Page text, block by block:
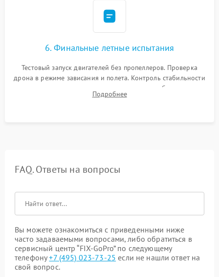
6. Финальные летные испытания
Тестовый запуск двигателей без пропеллеров. Проверка
дрона в режиме зависания и полета. Контроль стабильности
удержания точки, качества передачи видео, работы системы
возврата домой (RTH) и дальности радиосвязи.
Подробнее
FAQ. Ответы на вопросы
Вы можете ознакомиться с приведенными ниже
часто задаваемыми вопросами, либо обратиться в
сервисный центр “FIX-GoPro” по следующему
телефону+7 (495) 023-73-25 если не нашли ответ на
свой вопрос.